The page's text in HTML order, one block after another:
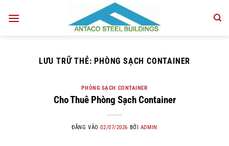
qua
LƯU TRỮ THẺ: PHÒNG SẠCH CONTAINER
PHÒNG SẠCH CONTAINER
Cho Thuê Phòng Sạch Container
ĐĂNG VÀO02/07/2026 BỞI ADMIN